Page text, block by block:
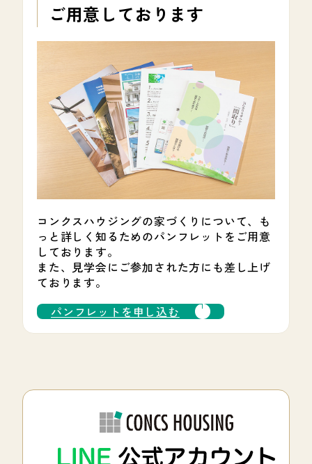
ご用意しております
コンクスハウジングの家づくりについて、も
っと詳しく知るためのパンフレットをご用意
しております。
また、見学会にご参加された方にも差し上げ
ております。
パンフレットを申し込む